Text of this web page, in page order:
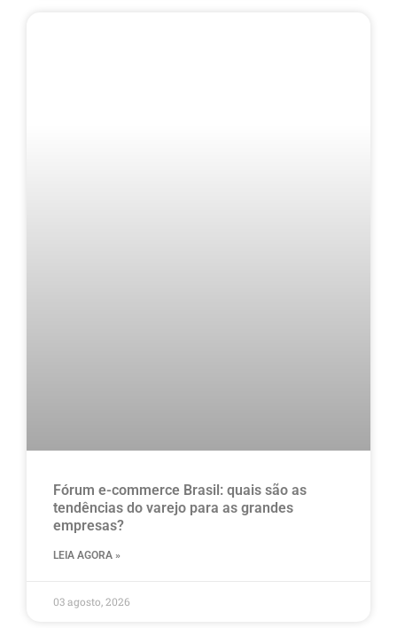
Fórum e-commerce Brasil: quais são as
tendências do varejo para as grandes
empresas?
LEIA AGORA »
03 agosto, 2026